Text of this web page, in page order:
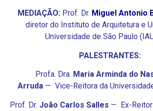
MEDIAÇÃO: Prof. Dr. Miguel Antonio
diretor do Instituto de Arquitetura e
Universidade de São Paulo
PALESTRANTES:
Profa. Dra. Maria Arminda do
Arruda — Vice-Reitora da
Prof. Dr. João Carlos Salles — Ex-